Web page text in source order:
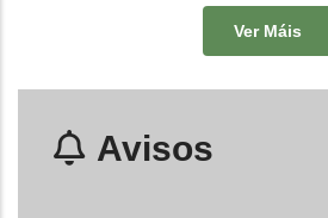
Ver Máis
Avisos